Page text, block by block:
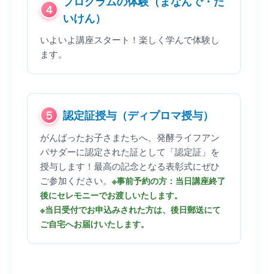
４
いけん）
いよいよ講座スタート！楽しく学んで体験し
ます。
５ 認定証授与（ディプロマ授与）
がんばったお子さまたちへ、発酵ライフアン
バサダーに認定された証として「認定証」を
授与します！最高の記念となる表彰式にぜひ
ご参加ください。 ※事前予約の方：当日講座終了
後にセレモニーでお渡しいたします。
※当日受付でお申込みされた方は、後日郵送にて
ご自宅へお届けいたします。